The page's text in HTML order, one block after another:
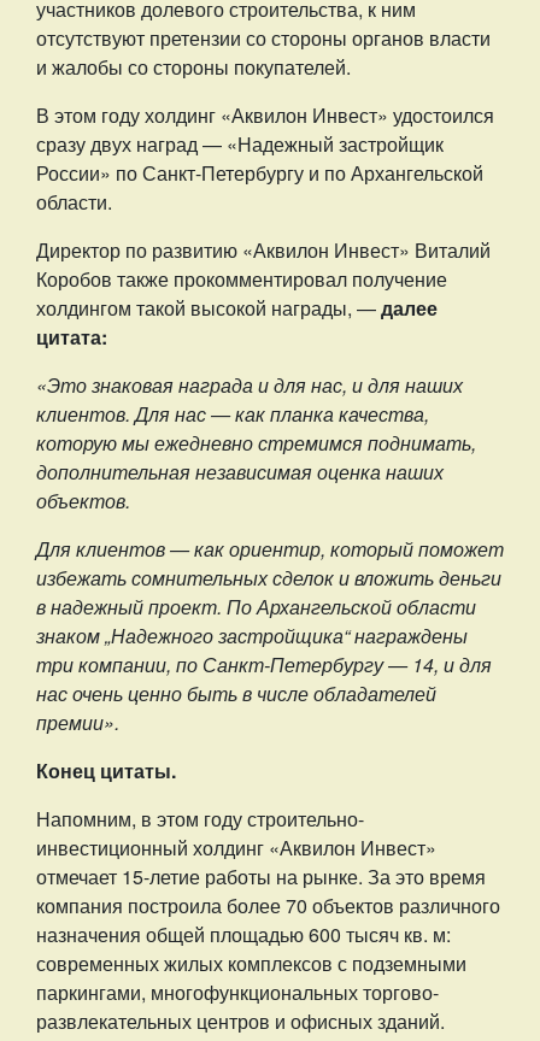
участников долевого строительства, к ним
отсутствуют претензии со стороны органов власти
и жалобы со стороны покупателей.
В этом году холдинг «Аквилон Инвест» удостоился
сразу двух наград — «Надежный застройщик
России» по Санкт-Петербургу и по Архангельской
области.
Ди⁠ректор по развитию «Аквилон Инвест» Виталий
Коробов также прокомментировал получение
холдингом такой высокой награды, —далее
цитата:
«Это знаковая награда и для нас, и для наших
клиентов. Для нас — как планка качества,
которую мы ежедневно стремимся поднимать,
дополнительная независимая оценка наших
объектов.
Для клиентов — как ориентир, который поможет
избежать сомнительных сделок и вложить деньги
в надежный проект. По Архангельской области
знаком „Надежного застройщика“ награждены
три компании, по Санкт-Петербургу — 14, и для
нас очень ценно быть в числе обладателей
премии».
Конец цитаты.
Напомним, в этом году строительно-
инвестиционный холдинг «Аквилон Инвест»
отмечает 15-летие работы на рынке. За это время
компания построила более 70 объектов различного
назначения общей площадью 600 тысяч кв. м:
современных жилых комплексов с подземными
паркингами, многофункциональных торгово-
развлекательных центров и офисных зданий.